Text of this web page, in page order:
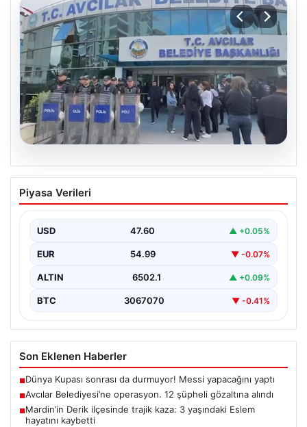
05.08.2026
Avcılar Belediyesi’ne operasyon. 12
şüpheli gözaltına alındı
Piyasa Verileri
USD 47.60 ▲ +0.05%
EUR 54.99 ▼ -0.07%
ALTIN 6502.1 ▲ +0.09%
BTC 3067070 ▼ -0.41%
Son Eklenen Haberler
■Dünya Kupası sonrası da durmuyor! Messi yapacağını yaptı
■Avcılar Belediyesi’ne operasyon. 12 şüpheli gözaltına alındı
■Mardin’in Derik ilçesinde trajik kaza: 3 yaşındaki Eslem
hayatını kaybetti